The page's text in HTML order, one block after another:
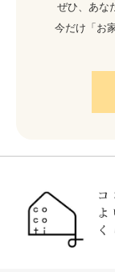
ぜひ、あな
今だけ「お